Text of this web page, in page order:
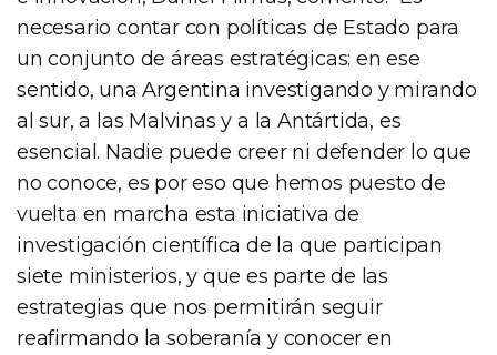
necesario contar con políticas de Estado para
un conjunto de áreas estratégicas: en ese
sentido, una Argentina investigando y mirando
al sur, a las Malvinas y a la Antártida, es
esencial. Nadie puede creer ni defender lo que
no conoce, es por eso que hemos puesto de
vuelta en marcha esta iniciativa de
investigación científica de la que participan
siete ministerios, y que es parte de las
estrategias que nos permitirán seguir
reafirmando la soberanía y conocer en